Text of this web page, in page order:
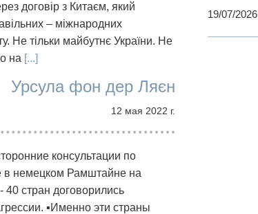
договір з Китаєм, який
– міжнародних
Не тільки майбутнє України. Не
на [...]
Урсула фон дер Ляєн
12 мая 2022 г.
консультации по
в немецком Рамштайне на
стран договорились
▪️Именно эти страны
19/07/2026